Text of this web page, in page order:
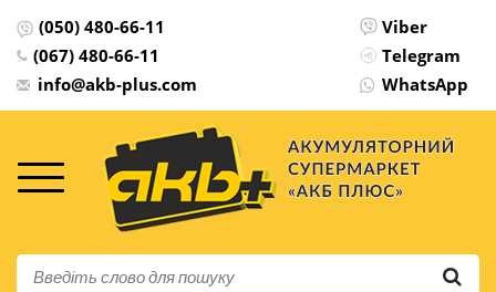
(050) 480-66-11
(067) 480-66-11
info@akb-plus.com
Viber
Telegram
WhatsApp
Будь-ласка оберіть мову сайту
Українська